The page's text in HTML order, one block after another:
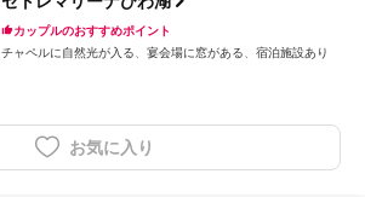
カップルのおすすめポイント
チャペルに自然光が入る
宴会場に窓がある 宿泊施設あり
お気に入り